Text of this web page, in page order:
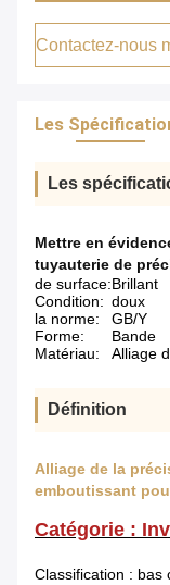
Contactez-nous
Les
Les
Mettre en
tuyauterie de
de surface:Brillant
Condition: doux
la norme:
GB/Y
Forme:
Bande
Matériau:
Alliage
Définition
Alliage de la
emboutissant
Catégorie :
Classification : bas